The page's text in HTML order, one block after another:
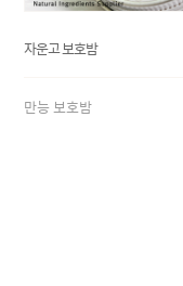
자운고 보호밤
만능 보호밤